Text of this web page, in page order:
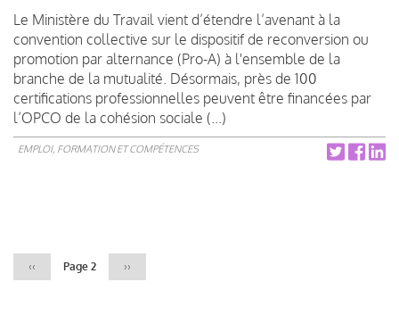
Le Ministère du Travail vient d’étendre l’avenant à la
convention collective sur le dispositif de reconversion ou
promotion par alternance (Pro-A) à l'ensemble de la
branche de la mutualité. Désormais, près de 100
certifications professionnelles peuvent être financées par
l’OPCO de la cohésion sociale (...)
EMPLOI, FORMATION ET COMPÉTENCES
Page
précédente
‹‹ Page 2
Page
››